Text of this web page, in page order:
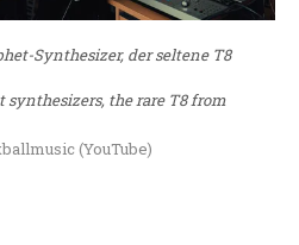
Synthesizer, der seltene T8
synthesizers, the rare T8 from
(YouTube)